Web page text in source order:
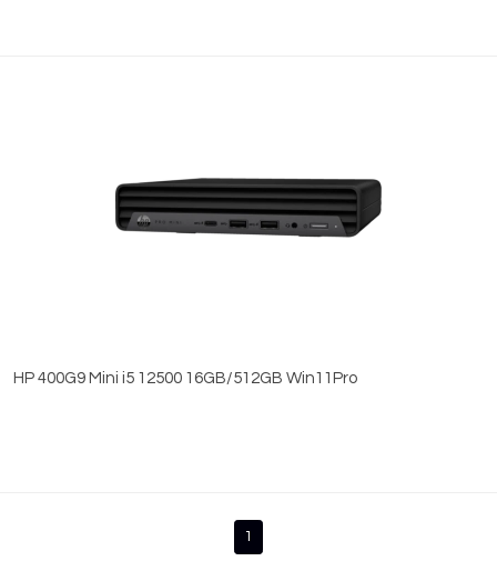
HP 400G9 Mini i5 12500 16GB/512GB Win11Pro
1